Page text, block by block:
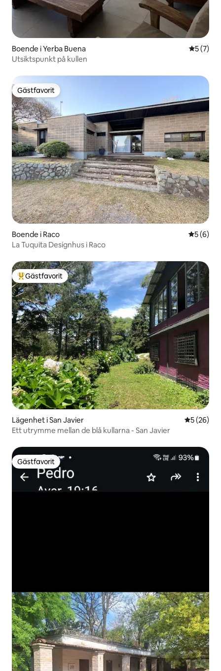
Boende i Yerba Buena 5 av 5 i
5 (7)
Utsiktspunkt på kullen
Gästfavorit
Gästfavorit
Boende i Raco 5 av 5 i
5 (6)
La Tuquita Designhus i Raco
Populär gästfavorit
Gästfavorit
Lägenhet i San Javier 5 av 5 i
5 (26)
Ett utrymme mellan de blå kullarna - San Javier
Gästfavorit
Gästfavorit